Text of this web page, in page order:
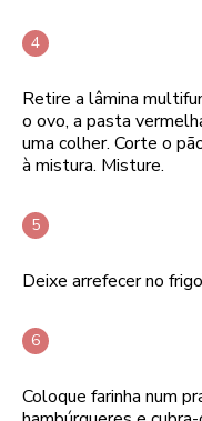
Retire a lâmina
o ovo, a pasta
uma colher. Corte o
à mistura. Misture.
Deixe arrefecer no
Coloque farinha num